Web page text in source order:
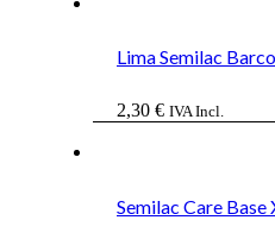
Lima Semilac
2,30 € IVA Incl.
Semilac Care Base